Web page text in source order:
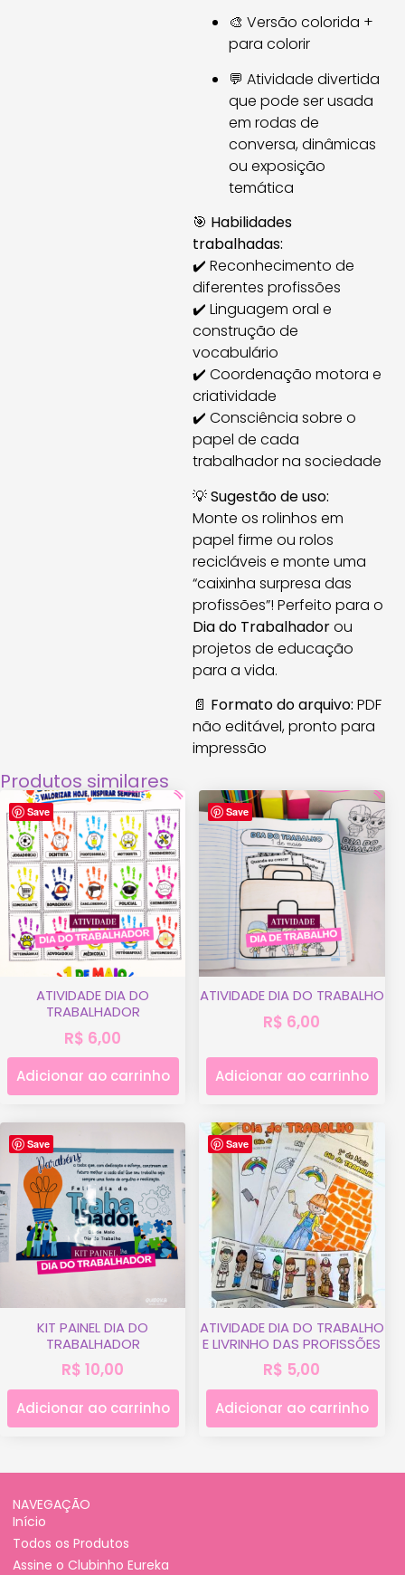
🎨 Versão colorida +
para colorir
💬 Atividade divertida
que pode ser usada
em rodas de
conversa, dinâmicas
ou exposição
temática
🎯 Habilidades
trabalhadas:
✔️ Reconhecimento de
diferentes profissões
✔️ Linguagem oral e
construção de
vocabulário
✔️ Coordenação motora e
criatividade
✔️ Consciência sobre o
papel de cada
trabalhador na sociedade
💡Sugestão de uso:
Monte os rolinhos em
papel firme ou rolos
recicláveis e monte uma
“caixinha surpresa das
profissões”! Perfeito para o
Dia do Trabalhadorou
projetos de educação
para a vida.
📄 Formato do arquivo: PDF
não editável, pronto para
impressão
Produtos similares
Save
ATIVIDADE DIA DO
TRABALHADOR
R$ 6,00
Adicionar ao carrinho
Save
ATIVIDADE DIA DO TRABALHO
R$ 6,00
Adicionar ao carrinho
Save
KIT PAINEL DIA DO
TRABALHADOR
R$ 10,00
Adicionar ao carrinho
Save
ATIVIDADE DIA DO TRABALHO
E LIVRINHO DAS PROFISSÕES
R$ 5,00
Adicionar ao carrinho
NAVEGAÇÃO
Início
Todos os Produtos
Assine o Clubinho Eureka